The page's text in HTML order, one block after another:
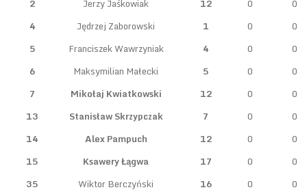
2
Jerzy Jaśkowiak 12 0
0
4
Jędrzej Zaborowski 1 0
0
5
Franciszek Wawrzyniak 4 0
0
6
Maksymilian Małecki 5 0
0
7
Mikołaj Kwiatkowski 12 0
0
13
Stanisław Skrzypczak 7 0
0
14
Alex Pampuch 12 0
0
15
Ksawery Łągwa 17 0
0
35
Wiktor Berczyński 16 0
0